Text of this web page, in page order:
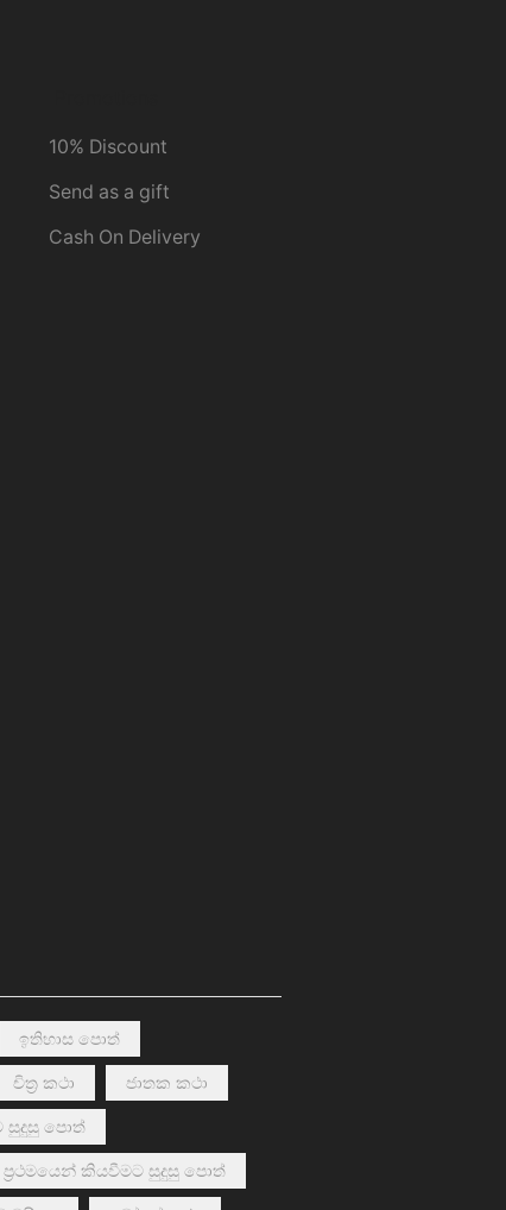
10% Discount
Send as a gift
Cash On Delivery
ඉතිහාස පොත්
චිත්‍ර කථා ජාතක කථා
සුදුසු පොත්
ප්‍රථමයෙන් කියවීමට සුදුසු පොත්